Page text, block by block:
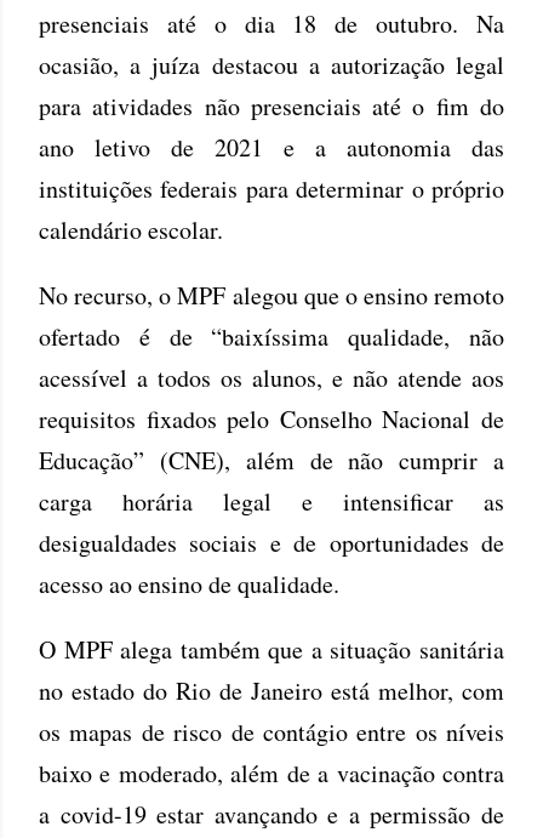
presenciais até o dia 18 de outubro. Na
ocasião, a juíza destacou a autorização legal
para atividades não presenciais até o fim do
ano letivo de 2021 e a autonomia das
instituições federais para determinar o próprio
calendário escolar.
No recurso, o MPF alegou que o ensino remoto
ofertado é de “baixíssima qualidade, não
acessível a todos os alunos, e não atende aos
requisitos fixados pelo Conselho Nacional de
Educação” (CNE), além de não cumprir a
carga horária legal e intensificar as
desigualdades sociais e de oportunidades de
acesso ao ensino de qualidade.
O MPF alega também que a situação sanitária
no estado do Rio de Janeiro está melhor, com
os mapas de risco de contágio entre os níveis
baixo e moderado, além de a vacinação contra
a covid-19 estar avançando e a permissão de